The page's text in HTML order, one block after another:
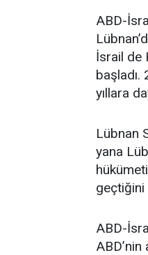
ABD-
İsrail de
başladı.
yıllara
Lübnan
yana
geçtiğini
ABD-